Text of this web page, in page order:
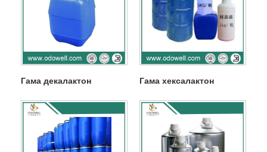
Гама декалактон Гама хексалактон